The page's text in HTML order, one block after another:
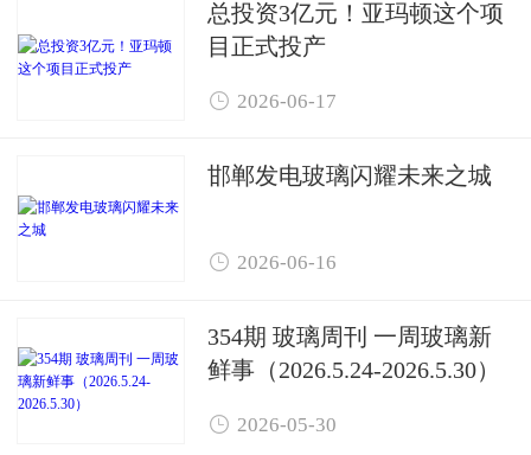
总投资3亿元！亚玛顿这个项
目正式投产
 2026-06-17
邯郸发电玻璃闪耀未来之城
 2026-06-16
354期 玻璃周刊 一周玻璃新
鲜事（2026.5.24-2026.5.30）
 2026-05-30